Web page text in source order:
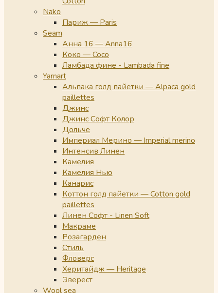
Nako
Париж — Paris
Seam
Анна 16 — Anna16
Коко — Coco
Ламбада фине - Lambada fine
Yarnart
Альпака голд пайетки — Alpaca gold
paillettes
Джинс
Джинс Софт Колор
Дольче
Империал Мерино — Imperial merino
Интенсив Линен
Камелия
Камелия Нью
Канарис
Коттон голд пайетки — Cotton gold
paillettes
Линен Софт - Linen Soft
Макраме
Розагарден
Стиль
Фловерс
Херитайдж — Heritage
Эверест
Wool sea